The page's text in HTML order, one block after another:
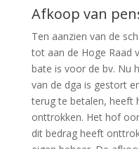
Afkoop van
Ten aanzien van de
tot aan de Hoge Raad
bate is voor de bv. Nu
van de dga is gestort
terug te betalen, heeft
onttrokken. Het hof
dit bedrag heeft